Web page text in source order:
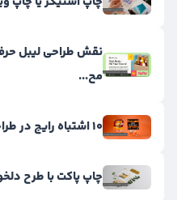
نقش طراحی لیبل
مح...
۱۰ اشتباه رایج در طراحی و چاپ پوستر و را...
چاپ پاکت با طرح